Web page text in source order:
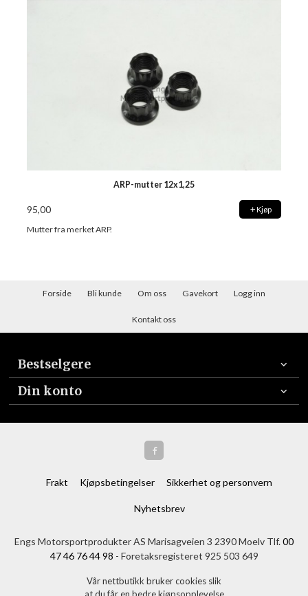
ARP-mutter 12x1,25
95,00 Kjøp
Mutter fra merket ARP.
Forside Bli kunde Om oss Gavekort Logg inn
Kontakt oss
Bestselgere
Din konto
Frakt Kjøpsbetingelser Sikkerhet og personvern
Nyhetsbrev
Engs Motorsportprodukter AS Marisagveien 3 2390 Moelv Tlf.00
47 46 76 44 98 - Foretaksregisteret 925 503 649
Vår nettbutikk bruker cookies slik